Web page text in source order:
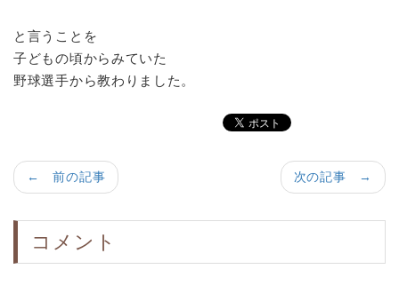
と言うことを
子どもの頃からみていた
野球選手から教わりました。
次の記事 →
← 前の記事
コメント